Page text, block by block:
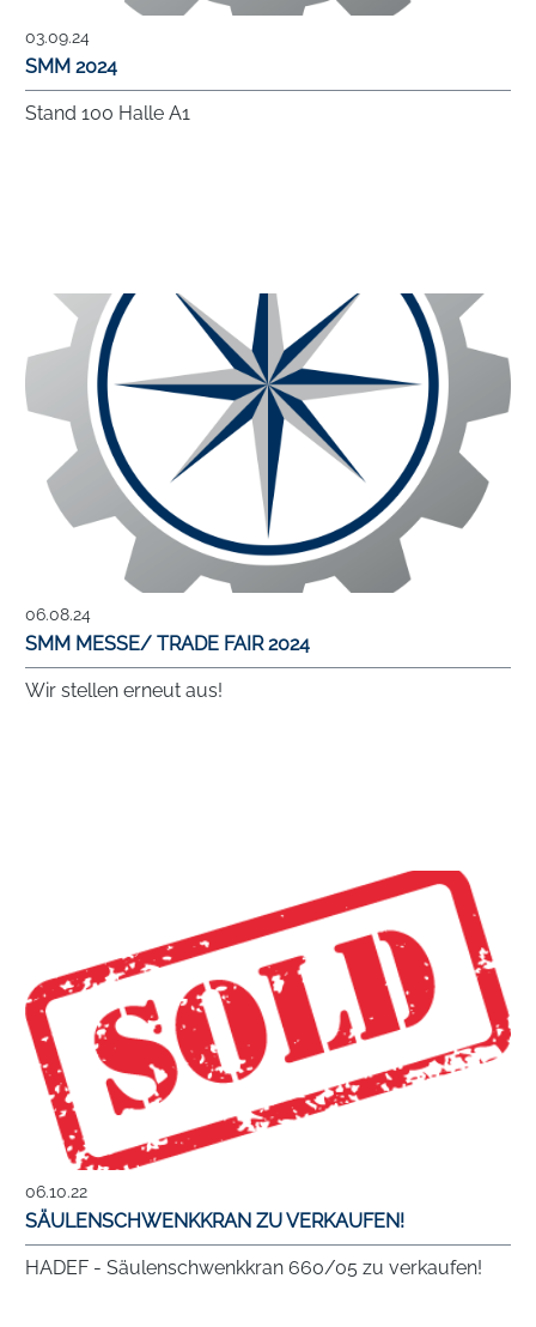
03.09.24
SMM 2024
Stand 100 Halle A1
06.08.24
SMM MESSE/ TRADE FAIR 2024
Wir stellen erneut aus!
06.10.22
SÄULENSCHWENKKRAN ZU VERKAUFEN!
HADEF - Säulenschwenkkran 660/05 zu verkaufen!